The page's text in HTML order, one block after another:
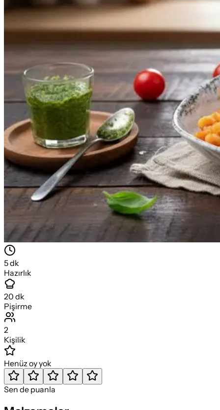
5dk
Hazırlık
20 dk
Pişirme
2
Kişilik
Henüz oy yok
Sen de puanla